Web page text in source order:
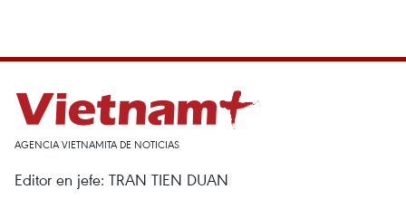
AGENCIA VIETNAMITA DE NOTICIAS
Editor en jefe: TRAN TIEN DUAN